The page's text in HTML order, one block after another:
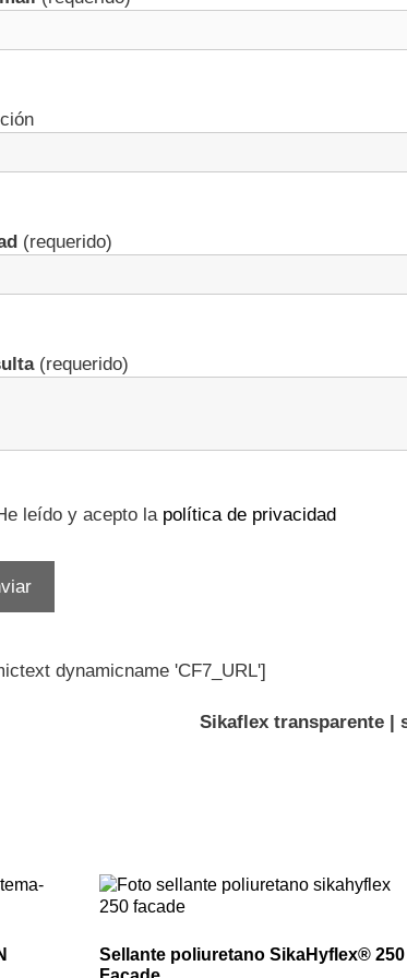
(requerido)
(requerido)
leído y acepto la política de privacidad
dynamicname 'CF7_URL']
Sikaflex transparente |
Sellante poliuretano SikaHyflex® 250